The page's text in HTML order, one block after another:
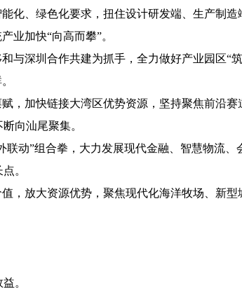
化、绿色化要求，扭住设计研发端、生产制
业加快“向高而攀”。
与深圳合作共建为抓手，全力做好产业园区
，加快链接大湾区优势资源，坚持聚焦前沿
向汕尾聚集。
联动”组合拳，大力发展现代金融、智慧物流
。
，放大资源优势，聚焦现代化海洋牧场、新
。